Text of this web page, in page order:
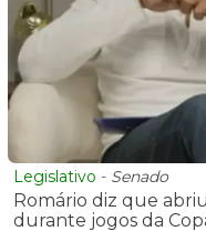
Legislativo - Senado
Romário diz que
durante jogos da